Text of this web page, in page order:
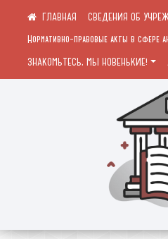
СВЕДЕНИЯ ОБ
Нормативно-правовые акты в сфере
ЗНАКОМЬТЕСЬ, МЫ НОВЕНЬКИЕ!